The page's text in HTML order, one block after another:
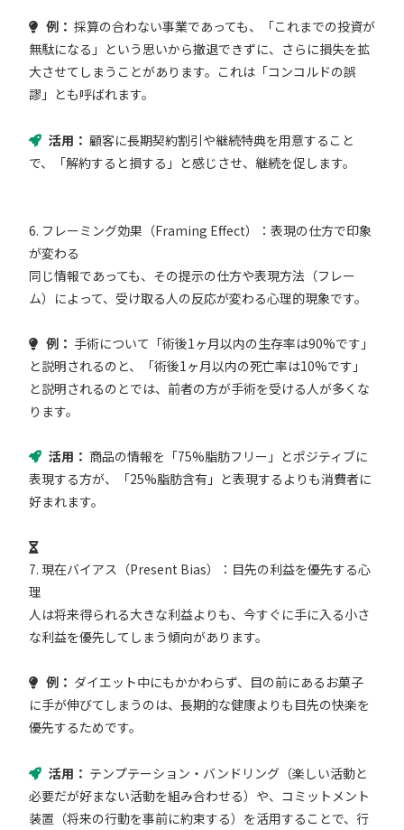
例： 採算の合わない事業であっても、「これまでの投資が
無駄になる」という思いから撤退できずに、さらに損失を拡
大させてしまうことがあります。これは「コンコルドの誤
謬」とも呼ばれます。
活用： 顧客に長期契約割引や継続特典を用意すること
で、「解約すると損する」と感じさせ、継続を促します。
6. フレーミング効果（Framing Effect）：表現の仕方で印象
が変わる
同じ情報であっても、その提示の仕方や表現方法（フレー
ム）によって、受け取る人の反応が変わる心理的現象です。
例： 手術について「術後1ヶ月以内の生存率は90%です」
と説明されるのと、「術後1ヶ月以内の死亡率は10%です」
と説明されるのとでは、前者の方が手術を受ける人が多くな
ります。
活用： 商品の情報を「75%脂肪フリー」とポジティブに
表現する方が、「25%脂肪含有」と表現するよりも消費者に
好まれます。
7. 現在バイアス（Present Bias）：目先の利益を優先する心
理
人は将来得られる大きな利益よりも、今すぐに手に入る小さ
な利益を優先してしまう傾向があります。
例： ダイエット中にもかかわらず、目の前にあるお菓子
に手が伸びてしまうのは、長期的な健康よりも目先の快楽を
優先するためです。
活用： テンプテーション・バンドリング（楽しい活動と
必要だが好まない活動を組み合わせる）や、コミットメント
装置（将来の行動を事前に約束する）を活用することで、行